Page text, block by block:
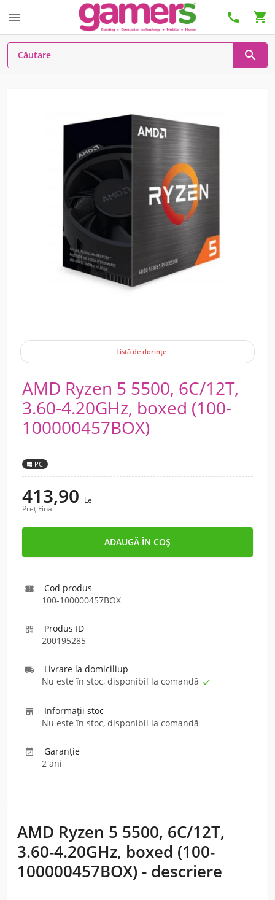
  

Listă de dorințe
AMD Ryzen 5 5500, 6C/12T,
3.60-4.20GHz, boxed (100-
100000457BOX)
PC
413,90 Lei
Preț Final

Cod produs
100-100000457BOX

Produs ID
200195285
 Livrare la domiciliup
Nu este în stoc, disponibil la comandă 

Informaţii stoc
Nu este în stoc, disponibil la comandă

Garanție
2 ani
AMD Ryzen 5 5500, 6C/12T,
3.60-4.20GHz, boxed (100-
100000457BOX) - descriere